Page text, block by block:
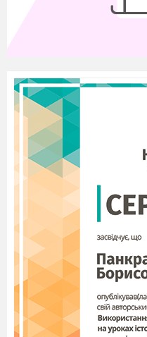
пероксиду (Н 2 2
Прилад для
1 – пробірка; 2 –
трубка; 4 –